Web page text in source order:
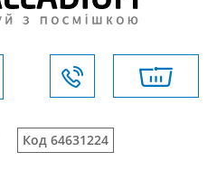
Код 64631224